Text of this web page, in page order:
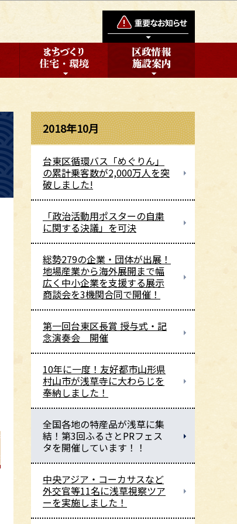
2018年10月
台東区循環バス「めぐりん」
の累計乗客数が2,000万人を突
破しました!
「政治活動用ポスターの自粛
に関する決議」を可決
総勢279の企業・団体が出展！
地場産業から海外展開まで幅
広く中小企業を支援する展示
商談会を3機関合同で開催！
第一回台東区長賞 授与式・記
念演奏会 開催
10年に一度！友好都市山形県
村山市が浅草寺に大わらじを
奉納しました！
全国各地の特産品が浅草に集
結！第3回ふるさとPRフェス
タを開催しています！！
中央アジア・コーカサスなど
外交官等11名に浅草視察ツア
ーを実施しました！